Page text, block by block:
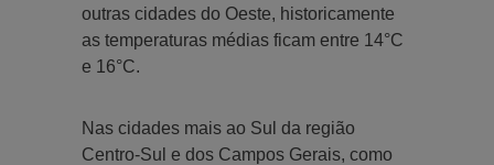
outras cidades do Oeste, historicamente
as temperaturas médias ficam entre 14°C
e 16°C.
Nas cidades mais ao Sul da região
Centro-Sul e dos Campos Gerais, como